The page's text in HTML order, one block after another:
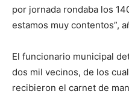
por jornada rondaba los
estamos muy contentos”,
El funcionario municipal
dos mil vecinos, de los
recibieron el carnet de